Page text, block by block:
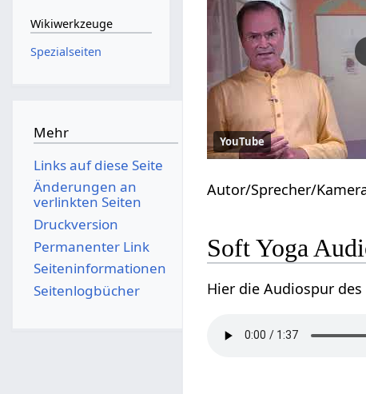
YouTube
Autor/Sprecher/
Soft Yoga
Hier die Audiospur
Wikiwerkzeuge
Spezialseiten
Mehr
Links auf diese Seite
Änderungen an
verlinkten Seiten
Druckversion
Permanenter Link
Seiten­­informationen
Seitenlogbücher